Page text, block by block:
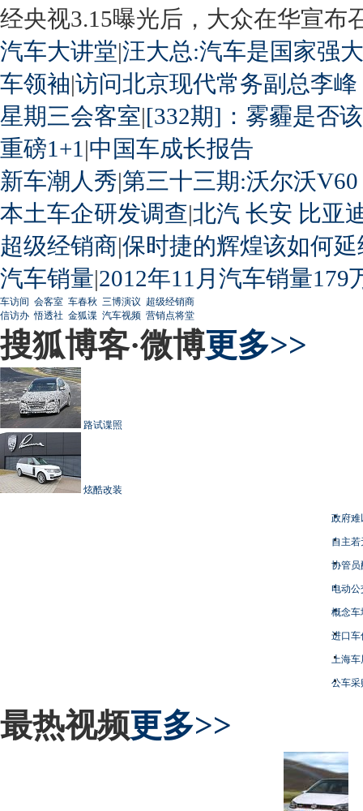
经央视3.15曝光后，大众在华宣布
汽车大讲堂|汪大总:汽车是国家强
车领袖|访问北京现代常务副总李峰
星期三会客室|[332期]：雾霾是否
重磅1+1 |中国车成长报告
新车潮人秀|第三十三期:沃尔沃
本土车企研发调查|北汽 长安 比亚
超级经销商|保时捷的辉煌该如何延
汽车销量|2012年11月汽车销量179
车访间 会客室 车春秋 三博演议 超级经销商
信访办 悟透社 金狐谍 汽车视频 营销点将堂
搜狐博客·微博更多>>
路试谍照
炫酷改装
政府难
自主
协管员
电动
概念车
进口车
上海
公车采
最热视频更多>>